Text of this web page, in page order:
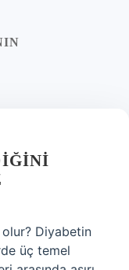
Diyabetin
üç temel